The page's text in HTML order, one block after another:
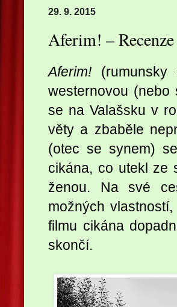
29. 9. 2015
Aferim! –
Aferim! (rumunsky
westernovou
se na Valašsku v
věty a zbaběle
(otec se synem)
cikána, co utekl ze
ženou. Na své
možných
filmu cikána
skončí.